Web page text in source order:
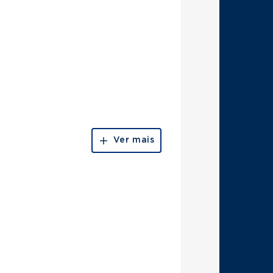
Ver mais